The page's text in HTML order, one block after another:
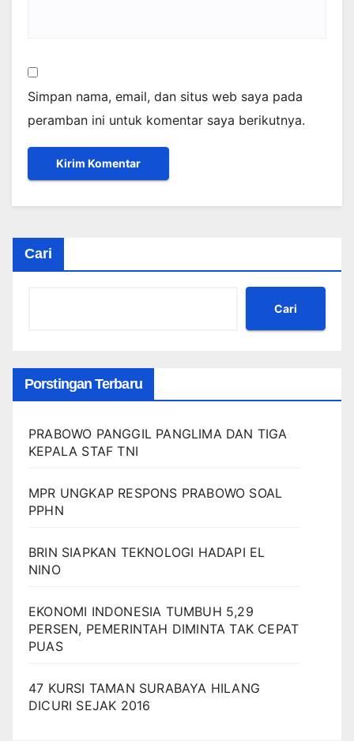
Simpan nama, email, dan situs web saya pada
peramban ini untuk komentar saya berikutnya.
Cari
Cari
Porstingan Terbaru
PRABOWO PANGGIL PANGLIMA DAN TIGA
KEPALA STAF TNI
MPR UNGKAP RESPONS PRABOWO SOAL
PPHN
BRIN SIAPKAN TEKNOLOGI HADAPI EL
NINO
EKONOMI INDONESIA TUMBUH 5,29
PERSEN, PEMERINTAH DIMINTA TAK CEPAT
PUAS
47 KURSI TAMAN SURABAYA HILANG
DICURI SEJAK 2016